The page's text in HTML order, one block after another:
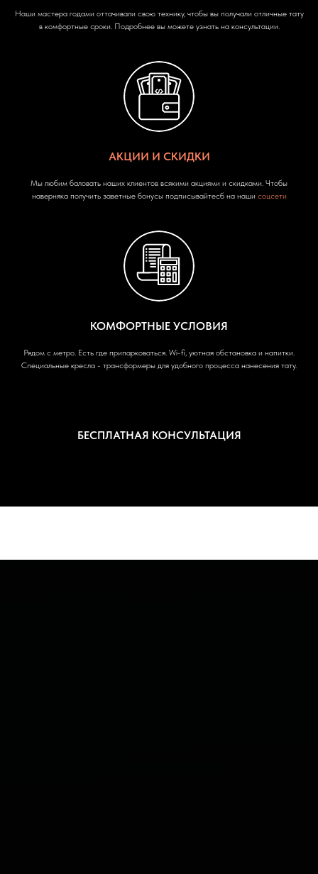
Наши мастера годами оттачивали свою технику, чтобы вы получали отличные тату
в комфортные сроки. Подробнее вы можете узнать на консультации.
АКЦИИ И СКИДКИ
Мы любим баловать наших клиентов всякими акциями и скидками. Чтобы
наверняка получить заветные бонусы подписывайтесб на наши соцсети
КОМФОРТНЫЕ УСЛОВИЯ
Рядом с метро. Есть где припарковаться. Wi-fi, уютная обстановка и напитки.
Специальные кресла - трансформеры для удобного процесса нанесения тату.
БЕСПЛАТНАЯ КОНСУЛЬТАЦИЯ